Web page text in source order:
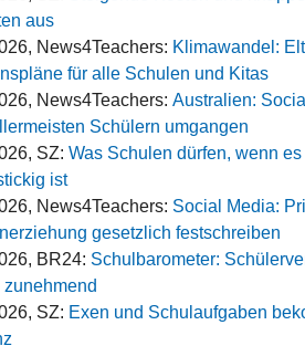
aus
News4Teachers: Klimawandel:
für alle Schulen und Kitas
News4Teachers: Australien:
Schülern umgangen
SZ: Was Schulen dürfen, wenn
ist
News4Teachers: Social Media:
gesetzlich festschreiben
BR24: Schulbarometer:
zunehmend
SZ: Exen und Schulaufgaben